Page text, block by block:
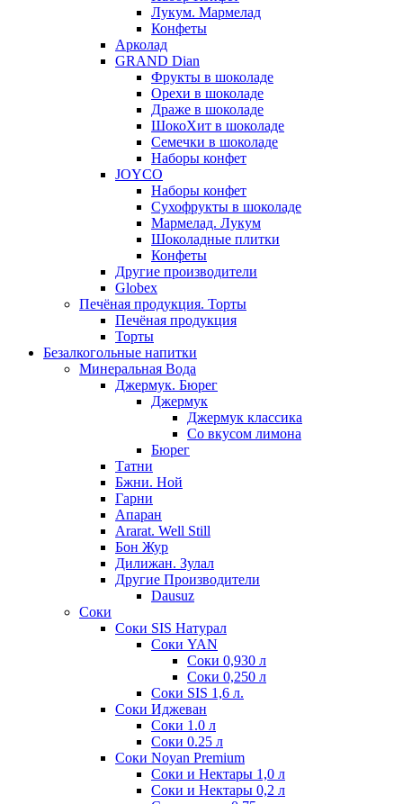
Лукум. Мармелад
Конфеты
Арколад
GRAND Dian
Фрукты в шоколаде
Орехи в шоколаде
Драже в шоколаде
ШокоХит в шоколаде
Семечки в шоколаде
Наборы конфет
JOYCO
Наборы конфет
Сухофрукты в шоколаде
Мармелад. Лукум
Шоколадные плитки
Конфеты
Другие производители
Globex
Печёная продукция. Торты
Печёная продукция
Торты
Безалкогольные напитки
Минеральная Вода
Джермук. Бюрег
Джермук
Джермук классика
Со вкусом лимона
Бюрег
Татни
Бжни. Ной
Гарни
Апаран
Ararat. Well Still
Бон Жур
Дилижан. Зулал
Другие Производители
Dausuz
Соки
Соки SIS Натурал
Соки YAN
Соки 0,930 л
Соки 0,250 л
Соки SIS 1,6 л.
Соки Иджеван
Соки 1.0 л
Соки 0.25 л
Соки Noyan Premium
Соки и Нектары 1,0 л
Соки и Нектары 0,2 л